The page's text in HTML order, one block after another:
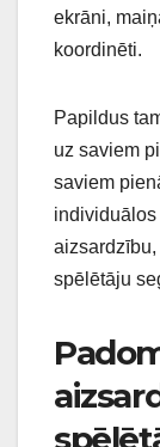
ekrāni,
koordinēti.
Papildus
uz saviem
saviem
spēlētāju